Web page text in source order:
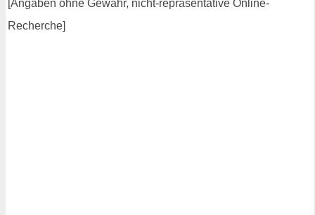
[Angaben ohne Gewähr, nicht-repräsentative Online-
Recherche]